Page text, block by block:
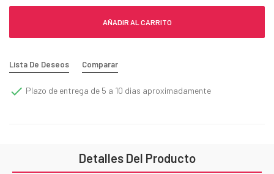
AÑADIR AL CARRITO
Lista De Deseos Comparar
 Plazo de entrega de 5 a 10 dias aproximadamente
Detalles Del Producto